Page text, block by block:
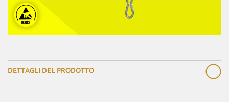
DETTAGLI DEL PRODOTTO